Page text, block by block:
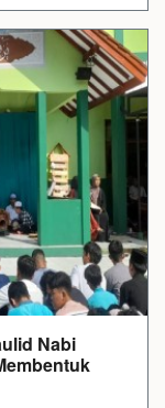
Nabi